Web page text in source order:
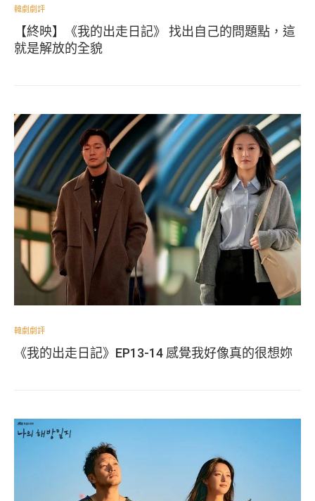
韓劇劇評
【終映】《我的出走日記》 找出自己的問題點，這
就是解放的全貌
韓劇劇評
《我的出走日記》EP13-14 感覺我好像真的很想妳